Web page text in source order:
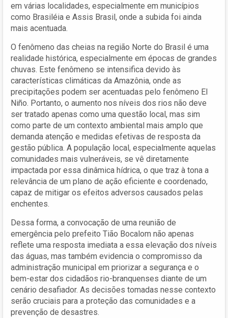
em várias localidades, especialmente em municípios
como Brasiléia e Assis Brasil, onde a subida foi ainda
mais acentuada.
O fenômeno das cheias na região Norte do Brasil é uma
realidade histórica, especialmente em épocas de grandes
chuvas. Este fenômeno se intensifica devido às
características climáticas da Amazônia, onde as
precipitações podem ser acentuadas pelo fenômeno El
Niño. Portanto, o aumento nos níveis dos rios não deve
ser tratado apenas como uma questão local, mas sim
como parte de um contexto ambiental mais amplo que
demanda atenção e medidas efetivas de resposta da
gestão pública. A população local, especialmente aquelas
comunidades mais vulneráveis, se vê diretamente
impactada por essa dinâmica hídrica, o que traz à tona a
relevância de um plano de ação eficiente e coordenado,
capaz de mitigar os efeitos adversos causados pelas
enchentes.
Dessa forma, a convocação de uma reunião de
emergência pelo prefeito Tião Bocalom não apenas
reflete uma resposta imediata a essa elevação dos níveis
das águas, mas também evidencia o compromisso da
administração municipal em priorizar a segurança e o
bem-estar dos cidadãos rio-branquenses diante de um
cenário desafiador. As decisões tomadas nesse contexto
serão cruciais para a proteção das comunidades e a
prevenção de desastres.